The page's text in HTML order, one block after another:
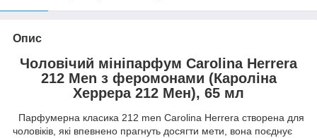
Опис
Чоловічий мініпарфум Carolina Herrera
212 Men з феромонами (Кароліна
Херрера 212 Мен), 65 мл
Парфумерна класика 212 men Carolina Herrera створена для
чоловіків, які впевнено прагнуть досягти мети, вона поєднує